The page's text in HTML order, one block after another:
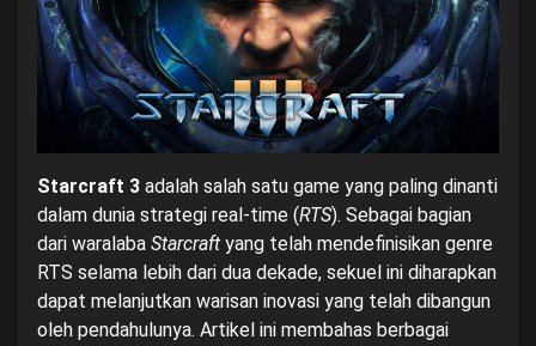
Starcraft 3 adalah salah satu game yang paling dinanti
dalam dunia strategi real-time (RTS). Sebagai bagian
dari waralaba Starcraft yang telah mendefinisikan genre
RTS selama lebih dari dua dekade, sekuel ini diharapkan
dapat melanjutkan warisan inovasi yang telah dibangun
oleh pendahulunya. Artikel ini membahas berbagai